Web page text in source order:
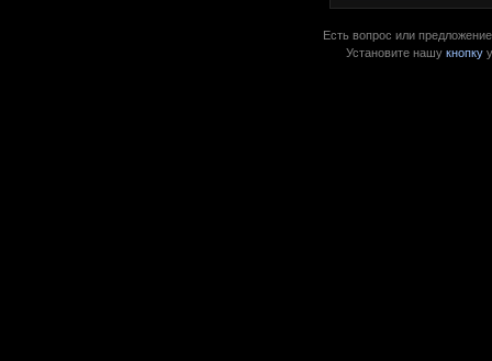
Есть вопрос или
Установите нашукнопку